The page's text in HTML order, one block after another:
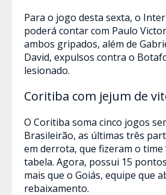
Para o jogo desta sexta, o
poderá contar com Paulo
ambos gripados, além de
David, expulsos contra o
lesionado.
Coritiba com jejum de
O Coritiba soma cinco jogos
Brasileirão, as últimas três
em derrota, que fizeram o time
tabela. Agora, possui 15
mais que o Goiás, equipe que
rebaixamento.